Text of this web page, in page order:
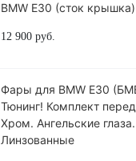
BMW E30 (сток крышка)
12 900 руб.
Фары для BMW E30
Тюнинг! Комплект
Хром. Ангельские глаза.
Линзованные